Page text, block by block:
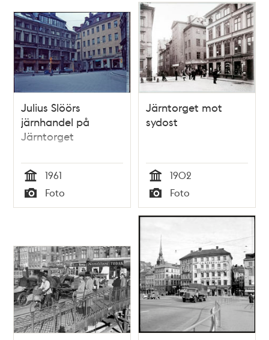
Julius Slöörs
järnhandel på
Järntorget
Tid
1961
Typ
Foto
Järntorget mot
sydost
Tid
1902
Typ
Foto